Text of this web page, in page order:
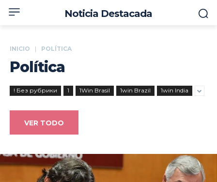
Noticia Destacada
INICIO POLÍTICA
Política
! Без рубрики 1 1Win Brasil 1win Brazil 1win India
VER TODO